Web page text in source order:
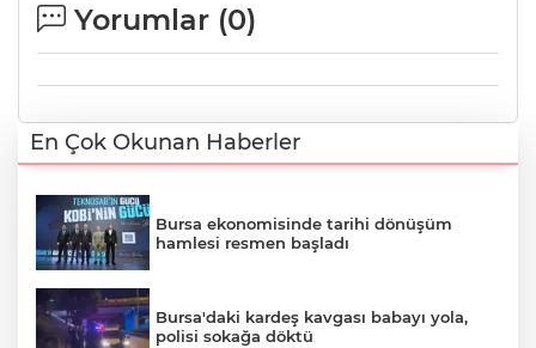
Yorumlar (0)
En Çok Okunan Haberler
Bursa ekonomisinde tarihi dönüşüm
hamlesi resmen başladı
Bursa'daki kardeş kavgası babayı yola,
polisi sokağa döktü